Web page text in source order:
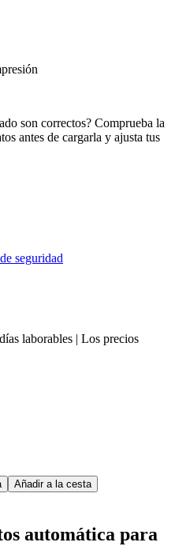
son correctos? Comprueba la
antes de cargarla y ajusta tus
seguridad
laborables | Los precios
Añadir a la cesta
automática para